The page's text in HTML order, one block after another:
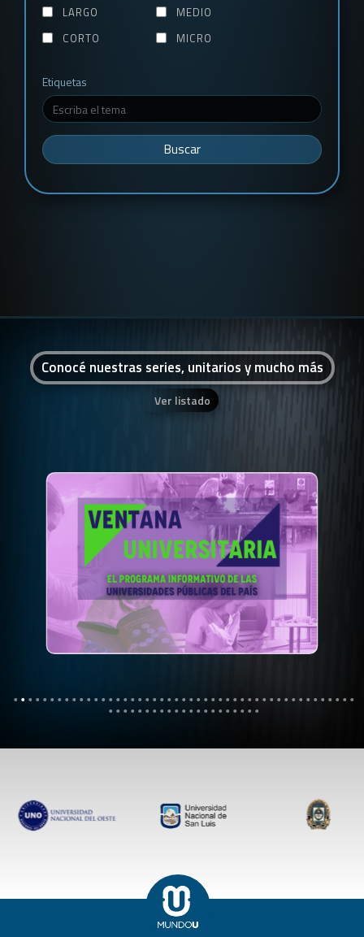
LARGO
MEDIO
CORTO
MICRO
Etiquetas
Buscar
Conocé nuestras series, unitarios y mucho más
Ver listado